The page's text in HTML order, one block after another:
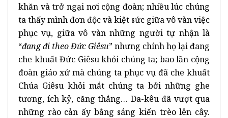
khăn và trở ngại nơi cộng đoàn; nhiều lúc chúng
ta thấy mình đơn độc và kiệt sức giữa vô vàn việc
phục vụ, giữa vô vàn những người tự nhận là
“đang đi theo Đức Giêsu” nhưng chính họ lại đang
che khuất Đức Giêsu khỏi chúng ta; bao lần cộng
đoàn giáo xứ mà chúng ta phục vụ đã che khuất
Chúa Giêsu khỏi mắt chúng ta bởi những ghe
tương, ích kỷ, căng thẳng… Da-kêu đã vượt qua
những rào cản ấy bằng sáng kiến trèo lên cây.